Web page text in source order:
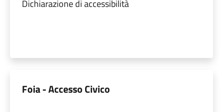
Dichiarazione di accessibilità
Foia - Accesso Civico